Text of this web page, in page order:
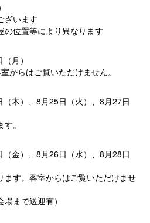
ざいます
の位置等により異なります
月）
らはご覧いただけません。
木）、8月25日（火）、8月27日
。
金）、8月26日（水）、8月28日
す。客室からはご覧いただけませ
で送迎有）